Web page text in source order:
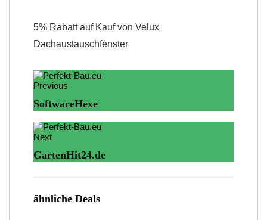
5% Rabatt auf Kauf von Velux
Dachaustauschfenster
Previous
SoftwareHexe
Next
GartenHit24.de
ähnliche Deals